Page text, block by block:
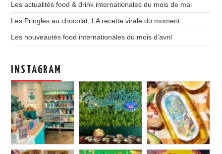
Les actualités food & drink internationales du mois de mai
Les Pringles au chocolat, LA recette virale du moment
Les nouveautés food internationales du mois d’avril
INSTAGRAM